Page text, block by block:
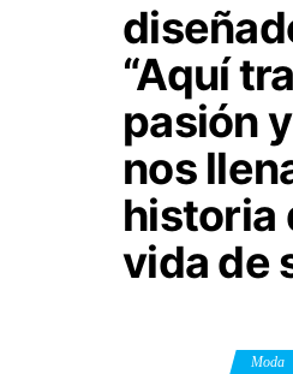
“Aquí
pasión
nos
historia
vida de
Moda